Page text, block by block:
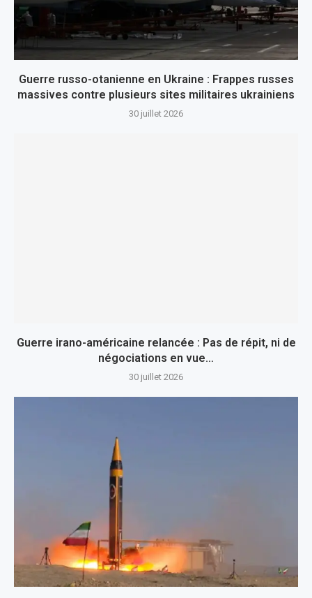
Guerre russo-otanienne en Ukraine : Frappes russes
massives contre plusieurs sites militaires ukrainiens
30 juillet 2026
Guerre irano-américaine relancée : Pas de répit, ni de
négociations en vue…
30 juillet 2026